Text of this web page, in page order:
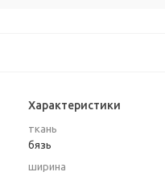
Характеристики
ткань
бязь
ширина